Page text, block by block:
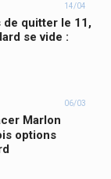
14/04
de quitter le 11,
se vide :
06/03
Marlon
options